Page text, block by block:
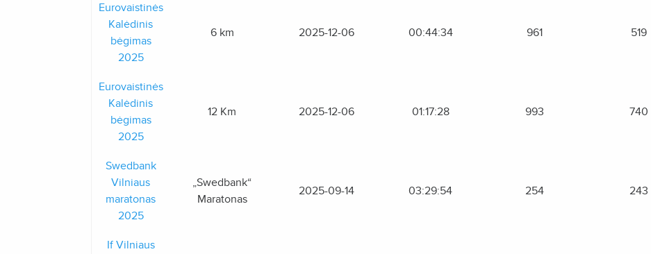
Eurovaistinės
Kalėdinis
bėgimas
2025
6 km 2025-12-06 00:44:34 961 519
Eurovaistinės
Kalėdinis
bėgimas
2025
12 Km 2025-12-06 01:17:28 993 740
Swedbank
Vilniaus
maratonas
2025
„Swedbank“
Maratonas
2025-09-14 03:29:54 254 243
If Vilniaus